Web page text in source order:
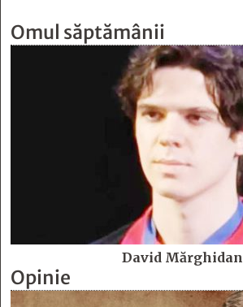
Omul săptămânii
David Mărghidan
Opinie